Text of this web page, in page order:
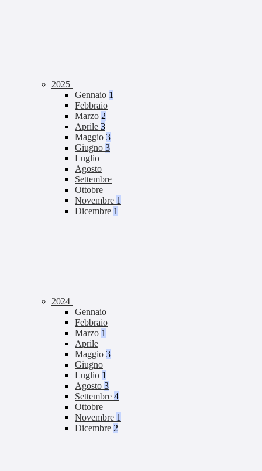
2025
Gennaio 1
Febbraio
Marzo 2
Aprile 3
Maggio 3
Giugno 3
Luglio
Agosto
Settembre
Ottobre
Novembre 1
Dicembre 1
2024
Gennaio
Febbraio
Marzo 1
Aprile
Maggio 3
Giugno
Luglio 1
Agosto 3
Settembre 4
Ottobre
Novembre 1
Dicembre 2